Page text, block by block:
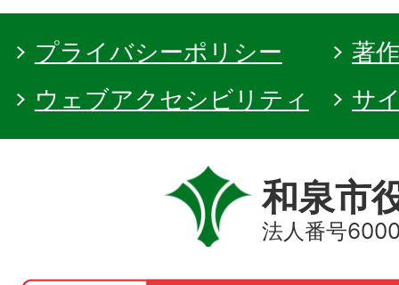
プライバシーポリシー
著
ウェブアクセシビリティ
サ
和泉市
法人番号